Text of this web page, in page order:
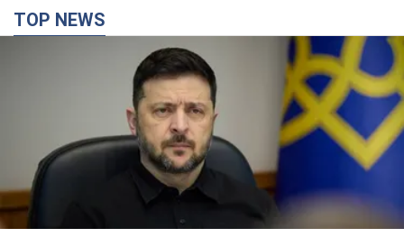
TOP NEWS